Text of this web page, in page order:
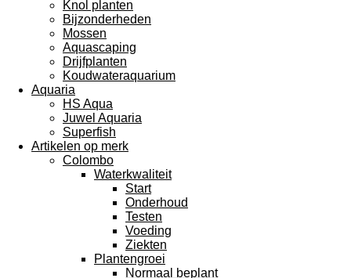
Knol planten
Bijzonderheden
Mossen
Aquascaping
Drijfplanten
Koudwateraquarium
Aquaria
HS Aqua
Juwel Aquaria
Superfish
Artikelen op merk
Colombo
Waterkwaliteit
Start
Onderhoud
Testen
Voeding
Ziekten
Plantengroei
Normaal beplant